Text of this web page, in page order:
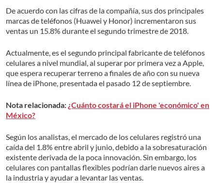
De acuerdo con las cifras de la compañía, sus dos principales
marcas de teléfonos (Huawei y Honor) incrementaron sus
ventas un 15.8% durante el segundo trimestre de 2018.
Actualmente, es el segundo principal fabricante de teléfonos
celulares a nivel mundial, al superar por primera vez a Apple,
que espera recuperar terreno a finales de año con su nueva
línea de iPhone, presentada el pasado 12 de septiembre.
Nota relacionada: ¿Cuánto costará el iPhone 'económico' en
México?
Según los analistas, el mercado de los celulares registró una
caída del 1.8% entre abril y junio, debido a la sobresaturación
existente derivada de la poca innovación. Sin embargo, los
celulares con pantallas flexibles podrían darle nuevos aires a
la industria y ayudar a levantar las ventas.